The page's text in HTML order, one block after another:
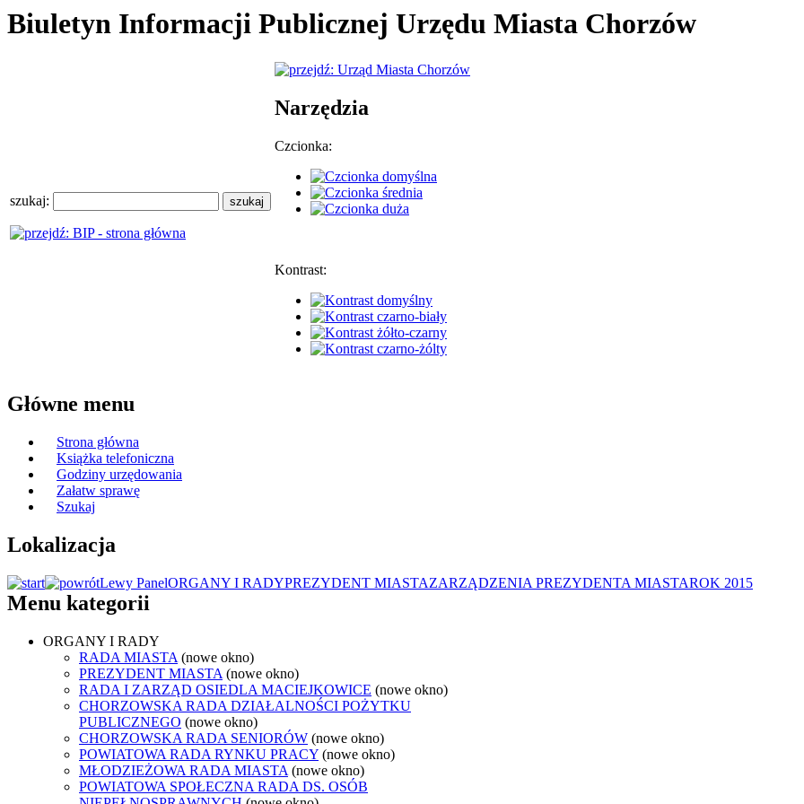
Biuletyn Informacji Publicznej Urzędu Miasta Chorzów
szukaj:
Narzędzia
Czcionka:
Kontrast:
Główne menu
Strona główna
Książka telefoniczna
Godziny urzędowania
Załatw sprawę
Szukaj
Lokalizacja
Lewy PanelORGANY I RADYPREZYDENT MIASTAZARZĄDZENIA PREZYDENTA MIASTAROK 2015
Menu kategorii
ORGANY I RADY
RADA MIASTA (nowe okno)
PREZYDENT MIASTA (nowe okno)
RADA I ZARZĄD OSIEDLA MACIEJKOWICE (nowe okno)
CHORZOWSKA RADA DZIAŁALNOŚCI POŻYTKU
PUBLICZNEGO (nowe okno)
CHORZOWSKA RADA SENIORÓW (nowe okno)
POWIATOWA RADA RYNKU PRACY (nowe okno)
MŁODZIEŻOWA RADA MIASTA (nowe okno)
POWIATOWA SPOŁECZNA RADA DS. OSÓB